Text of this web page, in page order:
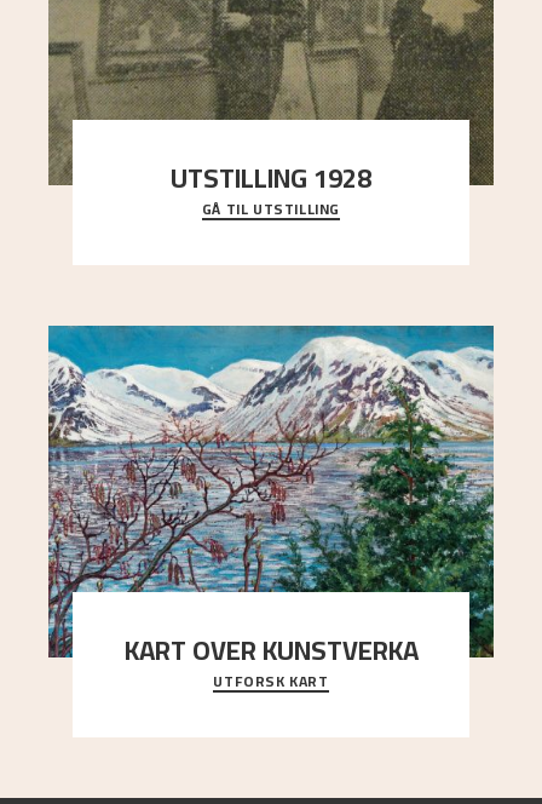
UTSTILLING 1928
Då Astrup døydde i 1928, tok vennene Moritz
Kaland og Simon Thorbjørnsen initiativ til å
GÅ TIL UTSTILLING
KART OVER KUNSTVERKA
Utforsk stedene og utsiktene i Astrups malerier
UTFORSK KART